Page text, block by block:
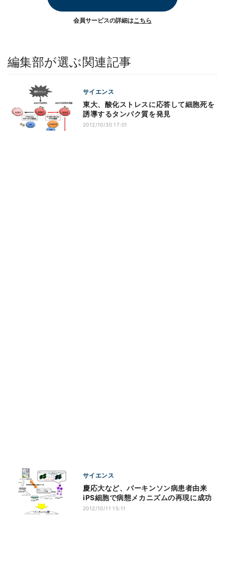
会員サービスの詳細はこちら
編集部が選ぶ関連記事
サイエンス
東大、酸化ストレスに応答して細胞死を
誘導するタンパク質を発見
2012/10/30 17:01
サイエンス
慶応大など、パーキンソン病患者由来
iPS細胞で病態メカニズムの再現に成功
2012/10/11 15:11